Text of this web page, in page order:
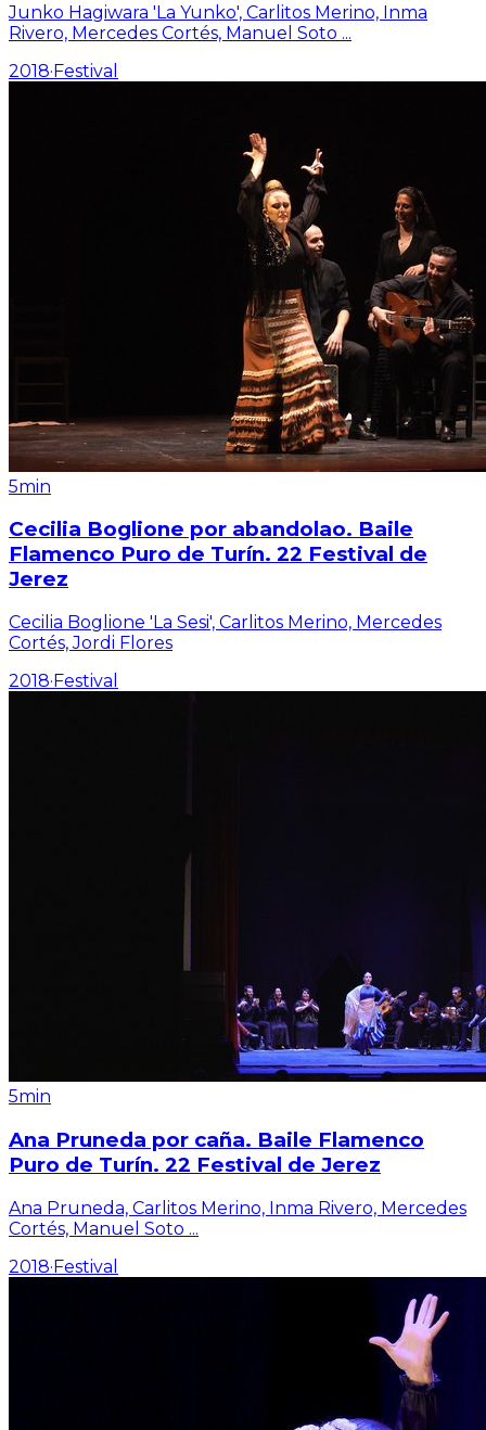
Junko Hagiwara 'La Yunko', Carlitos Merino, Inma
Rivero, Mercedes Cortés, Manuel Soto ...
2018·Festival
5min
Cecilia Boglione por abandolao. Baile
Flamenco Puro de Turín. 22 Festival de
Jerez
Cecilia Boglione 'La Sesi', Carlitos Merino, Mercedes
Cortés, Jordi Flores
2018·Festival
5min
Ana Pruneda por caña. Baile Flamenco
Puro de Turín. 22 Festival de Jerez
Ana Pruneda, Carlitos Merino, Inma Rivero, Mercedes
Cortés, Manuel Soto ...
2018·Festival